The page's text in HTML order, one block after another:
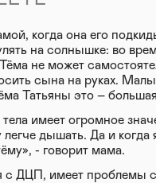
когда она его
на солнышке: во
не может
сына на руках.
Татьяны это – большая
имеет огромное
дышать. Да и когда
- говорит мама.
с ДЦП, имеет проблемы